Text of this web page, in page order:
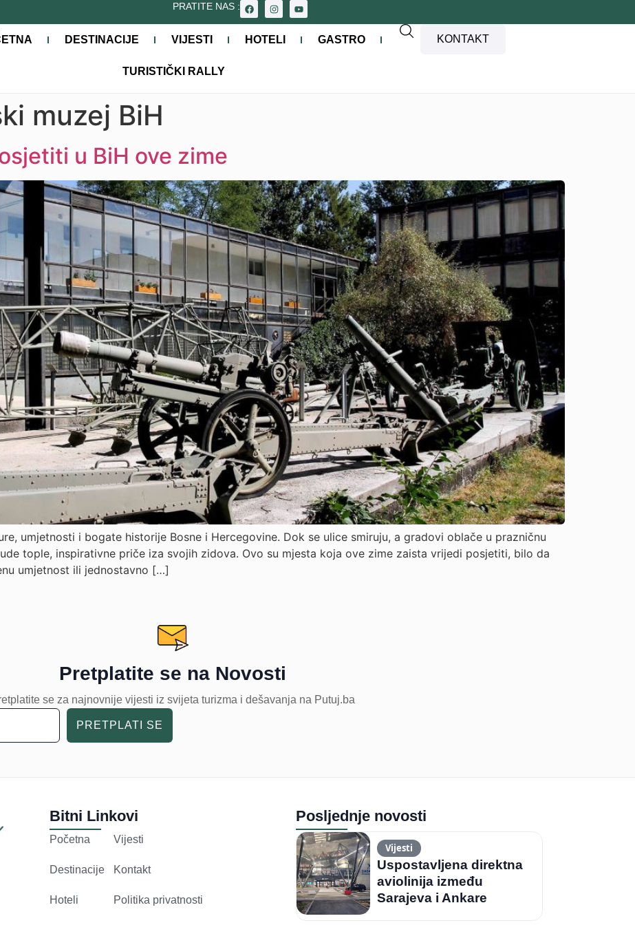
PRATITE NAS :
DESTINACIJE VIJESTI HOTELI GASTRO
TURISTIČKI RALLY
KONTAKT
muzej BiH
u BiH ove zime
umjetnosti i bogate historije Bosne i Hercegovine. Dok se ulice smiruju, a gradovi oblače u prazničnu
tople, inspirativne priče iza svojih zidova. Ovo su mjesta koja ove zime zaista vrijedi posjetiti, bilo da
umjetnost ili jednostavno […]
Pretplatite se na Novosti
se za najnovnije vijesti iz svijeta turizma i dešavanja na Putuj.ba
PRETPLATI SE
Bitni Linkovi
Početna
Destinacije
Hoteli
Vijesti
Kontakt
Politika privatnosti
Posljednje novosti
Vijesti
Uspostavljena direktna
aviolinija između
Sarajeva i Ankare